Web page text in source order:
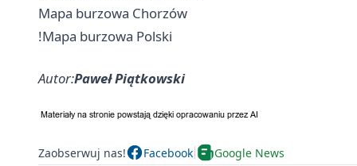
Mapa burzowa Chorzów
!Mapa burzowa Polski
Autor:Paweł Piątkowski
Zaobserwuj nas! Facebook Google News